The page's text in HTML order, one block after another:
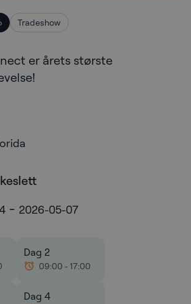
Tradeshow
er årets største
- 2026-05-07
Dag 2
09:00 - 17:00
Dag 4